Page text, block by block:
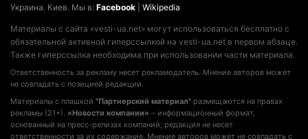
Украина. Киев. Мы в: Facebook Wikipedia
Материалы с сайта «vesti-ua.net» могут использоваться бесплатно с
обязательной активной гиперссылкой на vesti-ua.net в первом абзаце.
Также гиперссылка необходима при использовании части материала.
Ответственность за рекламу несет рекламодатель. Мнение авторов может
не совпадать с позицией редакции.
Материалы с плашкой "Партнерский материал" размещаются на правах
рекламы (21+). «Новости компании» – информационный формат,
основанный на пресс-релизах компаний; редакция не несет
ответственности за их содержание. Мнение авторов может не совпадать с